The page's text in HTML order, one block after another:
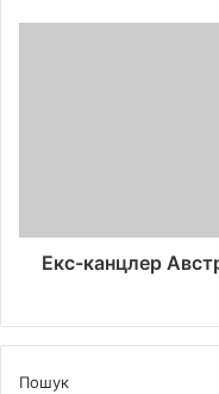
Екс-канцлер
Пошук